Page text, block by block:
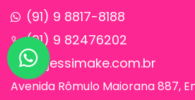
(91) 9 8817-8188
(91) 9 82476202
sac@jessimake.com.br
Avenida Rômulo Maiorana 887,